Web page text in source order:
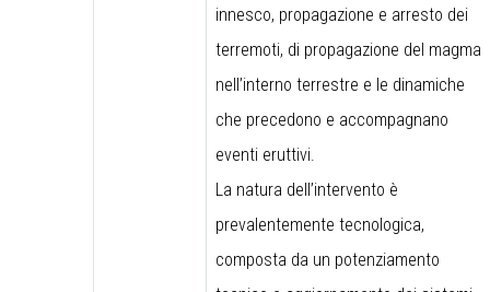
innesco, propagazione e arresto dei
terremoti, di propagazione del magma
nell’interno terrestre e le dinamiche
che precedono e accompagnano
eventi eruttivi.
La natura dell’intervento è
prevalentemente tecnologica,
composta da un potenziamento